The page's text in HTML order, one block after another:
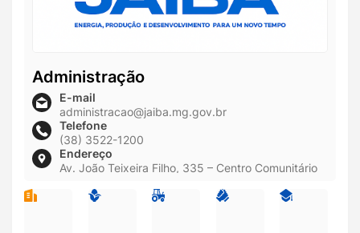
Administração
E-mail
administracao@jaiba.mg.gov.br
Telefone
(38) 3522-1200
Endereço
Av. João Teixeira Filho, 335 – Centro Comunitário